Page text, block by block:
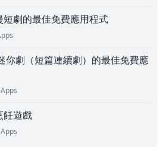
劇的最佳免費應用程式
劇（短篇連續劇）的最佳免費應
遊戲